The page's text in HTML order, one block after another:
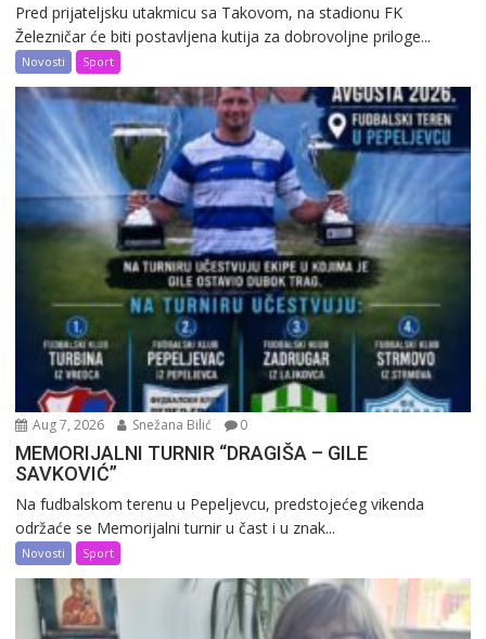
Pred prijateljsku utakmicu sa Takovom, na stadionu FK
Železničar će biti postavljena kutija za dobrovoljne priloge...
Novosti Sport
Aug 7, 2026 Snežana Bilić 0
MEMORIJALNI TURNIR “DRAGIŠA – GILE
SAVKOVIĆ”
Na fudbalskom terenu u Pepeljevcu, predstojećeg vikenda
održaće se Memorijalni turnir u čast i u znak...
Novosti Sport